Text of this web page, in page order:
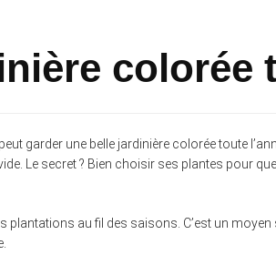
colorée
garder une belle jardinière colorée toute
Le secret ? Bien choisir ses plantes pour
au fil des saisons. C’est un